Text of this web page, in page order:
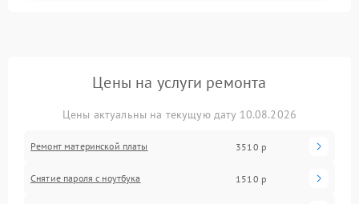
Цены на услуги ремонта
Цены актуальны на текущую дату 10.08.2026
Ремонт материнской платы 3510 р
Снятие пароля с ноутбука 1510 р